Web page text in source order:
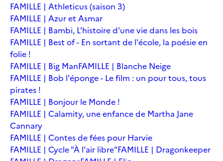
FAMILLE | Athleticus (saison 3)
FAMILLE | Azur et Asmar
FAMILLE | Bambi, L'histoire d'une vie dans les bois
FAMILLE | Best of - En sortant de l'école, la poésie en
folie !
FAMILLE | Big ManFAMILLE | Blanche Neige
FAMILLE | Bob l'éponge - Le film : un pour tous, tous
pirates !
FAMILLE | Bonjour le Monde !
FAMILLE | Calamity, une enfance de Martha Jane
Cannary
FAMILLE | Contes de fées pour Harvie
FAMILLE | Cycle "À l'air libre"FAMILLE | Dragonkeeper